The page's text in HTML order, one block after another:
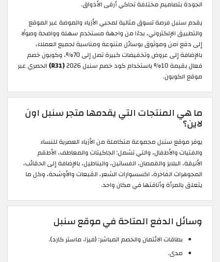
الجودة بتصاميم مختلفة تحاكي أرقى الأذواق.
يقدم سنبل فرصة تسوق مثالية لمحبي الأزياء والموضة عبر الموقع
والتطبيق الإلكتروني، بدءًا من واجهة مستخدم سهلة وواضحة وصولًا
إلى دفع آمن وموثوق بوسائل متنوعة ومناسبة لجميع العملاء،
بالإضافة إلى عروض وتخفيضات كبيرة تصل إلى 70%، وكوبون خصم
فعال بقيمة 10% باستخدام كود خصم سنبل 2026
(R31)
الحصري عبر
موقع الكوبون.
ما هي المنتجات التي يقدمها متجر سنبل اون
لاين؟
يوفر موقع سنبل مجموعة متكاملة من الأزياء العصرية للنساء
والفتيات والأطفال، والتي تشمل: الجاكيتات والمعاطف، الأطقم
الأنيقة، البلايز والقمصان، الفساتين، والبناطيل، بالإضافة إلى الحقائب،
المجوهرات الفاخرة، اكسسوارات الشعر، القبعات والأوشحة، وكل ما
يتعلق بالمرأة وأناقتها في مكان واحد.
وسائل الدفع المتاحة في موقع سنبل
بطاقات الائتمان والخصم المباشر: (فيزا، ماستر كارد).
مدى.